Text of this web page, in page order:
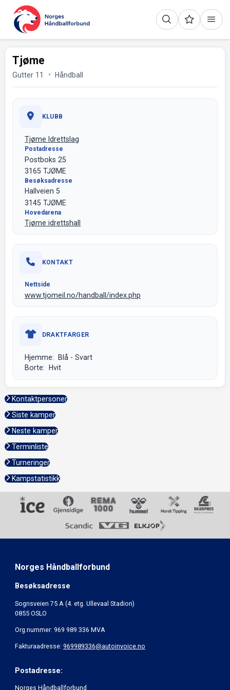
Tjøme
Gutter 11 Håndball
KLUBB
Tjøme Idrettslag
Postadresse
Postboks 25
3165 TJØME
Besøksadresse
Hallveien 5
3145 TJØME
Hovedarena
Tjøme idrettshall
KONTAKT
Nettside
www.tjomeil.no/handball/index.php
DRAKTFARGER
Hjemme: Blå - Svart
Borte: Hvit
Kontaktpersoner
Siste kamper
Neste kamper
Terminliste
Turneringer
Kampstatistikk
Norges Håndballforbund
Besøksadresse
Sognsveien 75 A (4. etg. Ullevaal Stadion)
0855 OSLO
Org.nummer: 969 989 336 MVA
Fakturaadresse: 969989336@autoinvoice.no
Postadresse:
Norges Håndballforbund